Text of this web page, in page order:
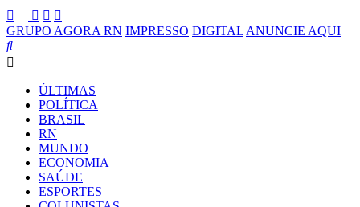
GRUPO AGORA RN IMPRESSO DIGITAL ANUNCIE AQUI
ÚLTIMAS
POLÍTICA
BRASIL
RN
MUNDO
ECONOMIA
SAÚDE
ESPORTES